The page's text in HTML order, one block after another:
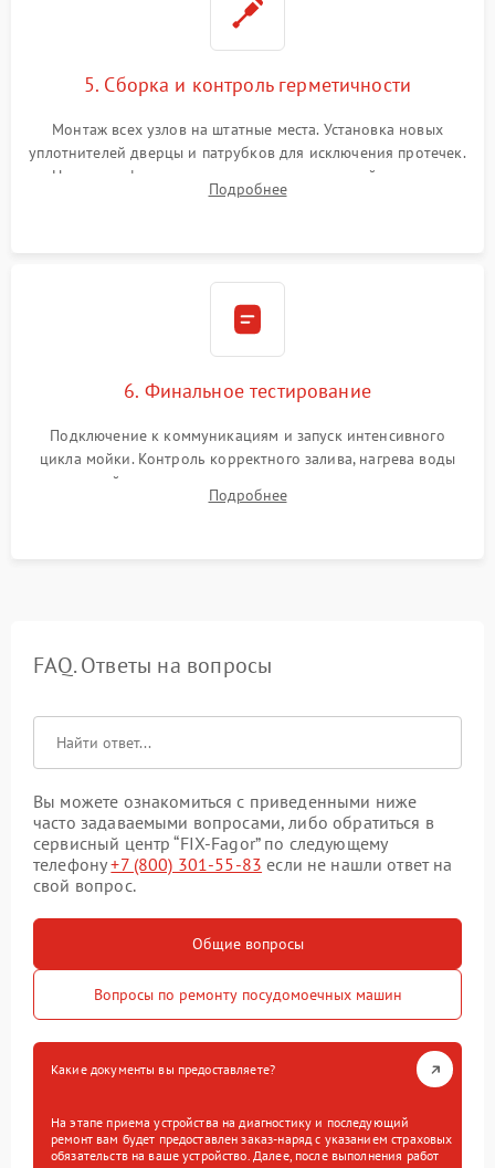
5. Сборка и контроль герметичности
Монтаж всех узлов на штатные места. Установка новых
уплотнителей дверцы и патрубков для исключения протечек.
Надежная фиксация хомутов гидравлической системы,
сборка корпуса и установка датчика поплавка.
Подробнее
6. Финальное тестирование
Подключение к коммуникациям и запуск интенсивного
цикла мойки. Контроль корректного залива, нагрева воды
до нужной температуры, отсутствия посторонних шумов,
штатного слива и абсолютной сухости в поддоне.
Подробнее
FAQ. Ответы на вопросы
Вы можете ознакомиться с приведенными ниже
часто задаваемыми вопросами, либо обратиться в
сервисный центр “FIX-Fagor” по следующему
телефону+7 (800) 301-55-83 если не нашли ответ на
свой вопрос.
Общие вопросы
Вопросы по ремонту посудомоечных машин
Какие документы вы предоставляете?
На этапе приема устройства на диагностику и последующий
ремонт вам будет предоставлен заказ-наряд с указанием страховых
обязательств на ваше устройство. Далее, после выполнения работ